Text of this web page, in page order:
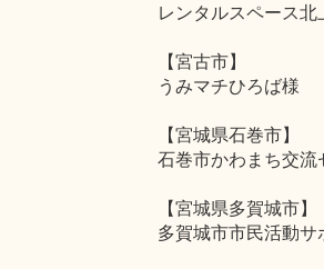
レンタルスペース北
【宮古市】
うみマチひろば様
【宮城県石巻市】
石巻市かわまち交流
【宮城県多賀城市】
多賀城市市民活動